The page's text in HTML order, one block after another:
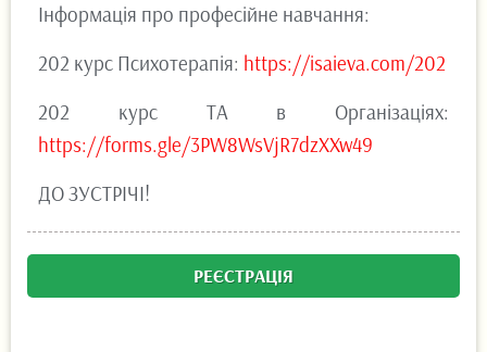
Інформація про професійне навчання:
202 курс Психотерапія: https://isaieva.com/202
202 курс ТА в Організаціях:
https://forms.gle/3PW8WsVjR7dzXXw49
ДО ЗУСТРІЧІ!
РЕЄСТРАЦІЯ